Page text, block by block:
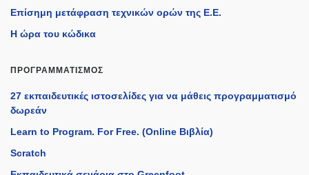
Επίσημη μετάφραση τεχνικών ορών της Ε.Ε.
Η ώρα του κώδικα
ΠΡΟΓΡΑΜΜΑΤΙΣΜΌΣ
27 εκπαιδευτικές ιστοσελίδες για να μάθεις προγραμματισμό
δωρεάν
Learn to Program. For Free. (Online Βιβλία)
Scratch